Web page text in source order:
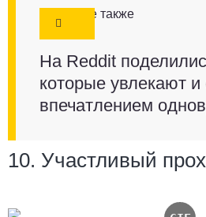
Смотрите также
На Reddit
которые увлекают
впечатлением
10. Участливый